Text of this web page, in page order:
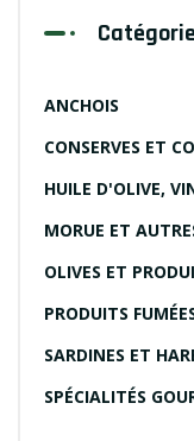
ANCHOIS
CONSERVES ET
HUILE D'OLIVE,
MORUE ET
OLIVES ET
PRODUITS
SARDINES ET
SPÉCIALITÉS